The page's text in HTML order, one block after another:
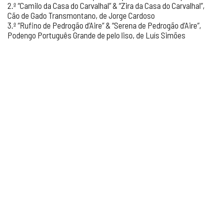
2.º “Camilo da Casa do Carvalhal” & “Zira da Casa do Carvalhal”,
Cão de Gado Transmontano, de Jorge Cardoso
3.º “Rufino de Pedrogão d’Aire” & “Serena de Pedrogão d’Aire”,
Podengo Português Grande de pelo liso, de Luís Simões